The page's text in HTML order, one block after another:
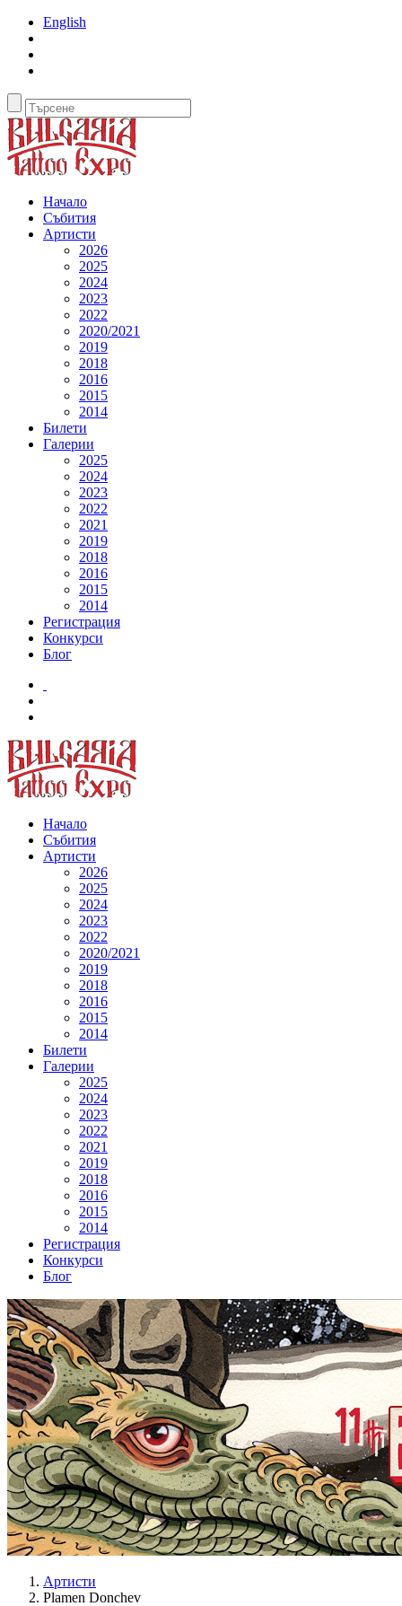
English
Начало
Събития
Артисти
2026
2025
2024
2023
2022
2020/2021
2019
2018
2016
2015
2014
Билети
Галерии
2025
2024
2023
2022
2021
2019
2018
2016
2015
2014
Регистрация
Конкурси
Блог
Начало
Събития
Артисти
2026
2025
2024
2023
2022
2020/2021
2019
2018
2016
2015
2014
Билети
Галерии
2025
2024
2023
2022
2021
2019
2018
2016
2015
2014
Регистрация
Конкурси
Блог
Артисти
Plamen Donchev